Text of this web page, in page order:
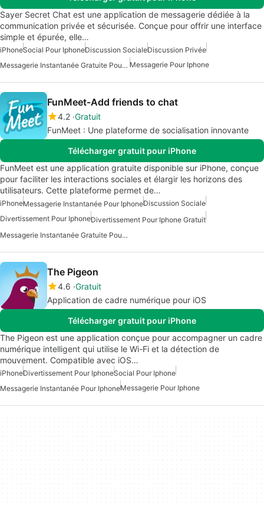
Sayer Secret Chat est une application de messagerie dédiée à la
communication privée et sécurisée. Conçue pour offrir une interface
simple et épurée, elle…
iPhoneSocial Pour IphoneDiscussion SocialeDiscussion Privée
Messagerie Instantanée Gratuite Pour IPhone Messagerie Pour Iphone
FunMeet-Add friends to chat
4.2 Gratuit
FunMeet : Une plateforme de socialisation innovante
Télécharger gratuit pour iPhone
FunMeet est une application gratuite disponible sur iPhone, conçue
pour faciliter les interactions sociales et élargir les horizons des
utilisateurs. Cette plateforme permet de…
iPhoneMessagerie Instantanée Pour IphoneDiscussion Sociale
Divertissement Pour IphoneDivertissement Pour Iphone Gratuit
Messagerie Instantanée Gratuite Pour IPhone
The Pigeon
4.6 Gratuit
Application de cadre numérique pour iOS
Télécharger gratuit pour iPhone
The Pigeon est une application conçue pour accompagner un cadre
numérique intelligent qui utilise le Wi-Fi et la détection de
mouvement. Compatible avec iOS…
iPhoneDivertissement Pour IphoneSocial Pour Iphone
Messagerie Instantanée Pour IphoneMessagerie Pour Iphone